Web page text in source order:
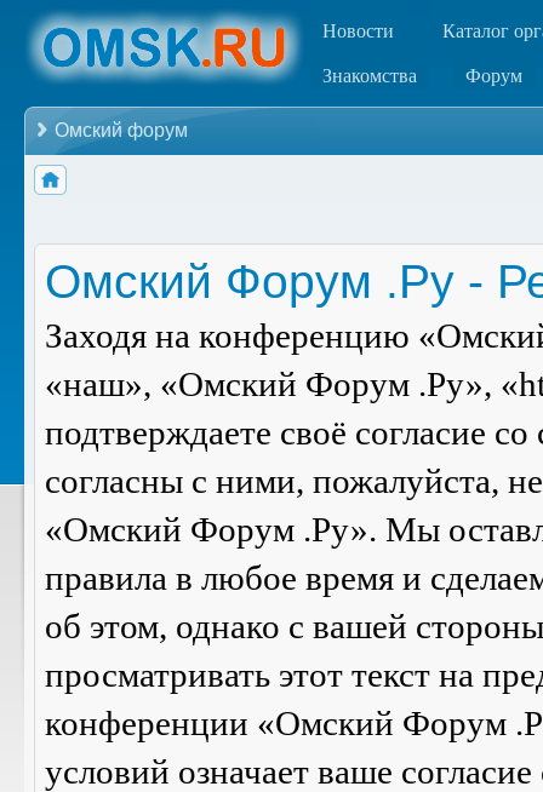
Новости Каталог
Знакомства Форум
Омский форум
Омский Форум .Ру -
Заходя на конференцию
«наш», «Омский Форум .Ру»,
подтверждаете своё согласие
согласны с ними, пожалуйста,
«Омский Форум .Ру». Мы
правила в любое время и
об этом, однако с вашей
просматривать этот текст на
конференции «Омский Форум
условий означает ваше